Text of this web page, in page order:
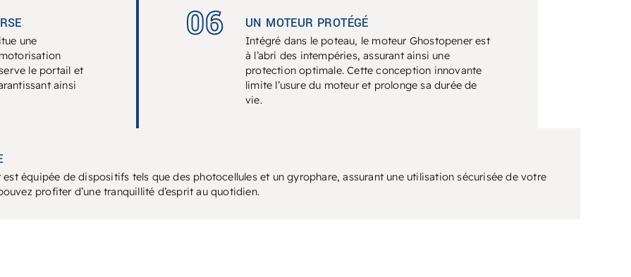
une
le portail et
ainsi
06 UN MOTEUR PROTÉGÉ
Intégré dans le poteau, le moteur Ghostopenerest
à l’abri des intempéries, assurant ainsi une
protection optimale. Cette conception innovante
limite l’usure du moteur et prolonge sa durée de
vie.
est équipée de dispositifs tels que des photocellules et un gyrophare, assurant une utilisation sécurisée de votre
z profiterd’unetranquillité d’esprit au quotidien.